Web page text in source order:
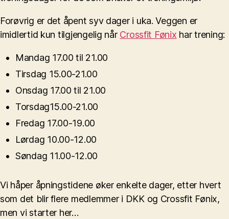
Forøvrig er det åpent syv dager i uka. Veggen er
imidlertid kun tilgjengelig når Crossfit Fønix har trening:
Mandag 17.00 til 21.00
Tirsdag 15.00-21.00
Onsdag 17.00 til 21.00
Torsdag15.00-21.00
Fredag 17.00-19.00
Lørdag 10.00-12.00
Søndag 11.00-12.00
Vi håper åpningstidene øker enkelte dager, etter hvert
som det blir flere medlemmer i DKK og Crossfit Fønix,
men vi starter her…